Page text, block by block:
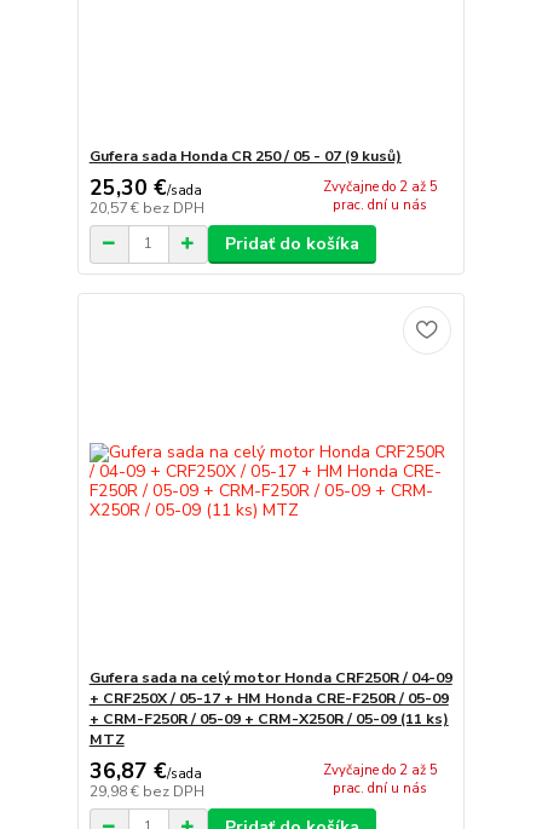
Gufera sada Honda CR 250 / 05 - 07 (9 kusů)
25,30 €/sada
20,57 € bez DPH
Zvyčajne do 2 až 5
prac. dní u nás
Pridať do košíka
Gufera sada na celý motor Honda CRF250R / 04-09
+ CRF250X / 05-17 + HM Honda CRE-F250R / 05-09
+ CRM-F250R / 05-09 + CRM-X250R / 05-09 (11 ks)
MTZ
36,87 €/sada
29,98 € bez DPH
Zvyčajne do 2 až 5
prac. dní u nás